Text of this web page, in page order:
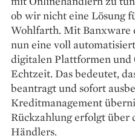
ob wir nicht eine ­Lösung
Wohlfarth. Mit Banx­ware
nun eine voll
digitalen Plattformen
Echtzeit. Das bedeutet,
beantragt und sofort
Kreditmanagement
Rückzahlung ­erfolgt über
Händlers.